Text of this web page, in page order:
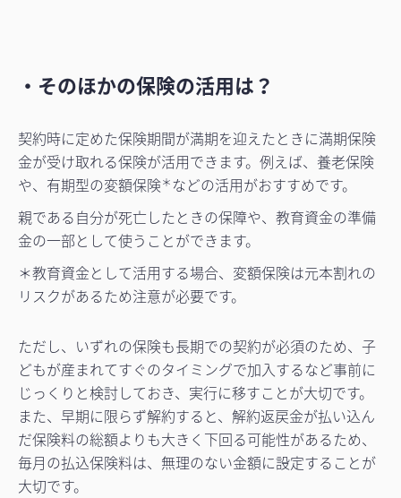
・そのほかの保険の活用は？
契約時に定めた保険期間が満期を迎えたときに満期保険
金が受け取れる保険が活用できます。例えば、養老保険
や、有期型の変額保険＊などの活用がおすすめです。
親である自分が死亡したときの保障や、教育資金の準備
金の一部として使うことができます。
＊教育資金として活用する場合、変額保険は元本割れの
リスクがあるため注意が必要です。
ただし、いずれの保険も長期での契約が必須のため、子
どもが産まれてすぐのタイミングで加入するなど事前に
じっくりと検討しておき、実行に移すことが大切です。
また、早期に限らず解約すると、解約返戻金が払い込ん
だ保険料の総額よりも大きく下回る可能性があるため、
毎月の払込保険料は、無理のない金額に設定することが
大切です。